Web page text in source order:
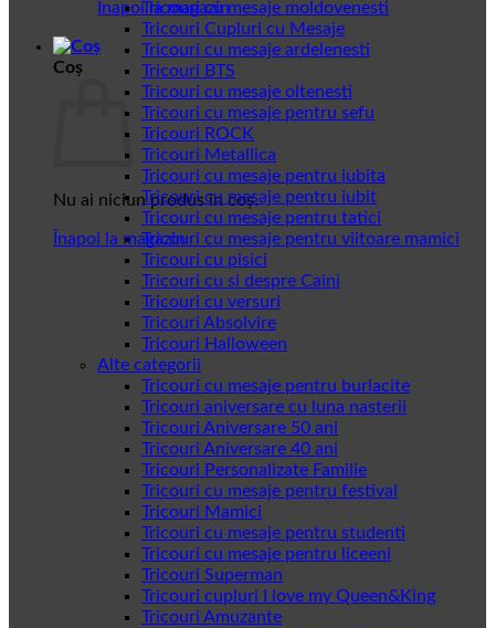
Înapoi la magazin
Coș
Nu ai niciun produs în coș.
Înapoi la magazin
Tricouri cu mesaje moldovenesti
Tricouri Cupluri cu Mesaje
Tricouri cu mesaje ardelenesti
Tricouri BTS
Tricouri cu mesaje oltenesti
Tricouri cu mesaje pentru sefu
Tricouri ROCK
Tricouri Metallica
Tricouri cu mesaje pentru iubita
Tricouri cu mesaje pentru iubit
Tricouri cu mesaje pentru tatici
Tricouri cu mesaje pentru viitoare mamici
Tricouri cu pisici
Tricouri cu si despre Caini
Tricouri cu versuri
Tricouri Absolvire
Tricouri Halloween
Alte categorii
Tricouri cu mesaje pentru burlacite
Tricouri aniversare cu luna nasterii
Tricouri Aniversare 50 ani
Tricouri Aniversare 40 ani
Tricouri Personalizate Familie
Tricouri cu mesaje pentru festival
Tricouri Mamici
Tricouri cu mesaje pentru studenti
Tricouri cu mesaje pentru liceeni
Tricouri Superman
Tricouri cupluri I love my Queen&King
Tricouri Amuzante